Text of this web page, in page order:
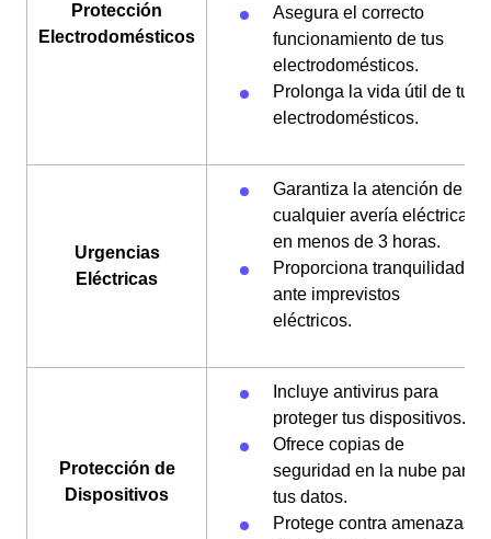
Protección
Electrodomésticos
Asegura el correcto
funcionamiento de tus
electrodomésticos.
Prolonga la vida útil de tus
electrodomésticos.
Urgencias
Eléctricas
Garantiza la atención de
cualquier avería eléctrica
en menos de 3 horas.
Proporciona tranquilidad
ante imprevistos
eléctricos.
Protección de
Dispositivos
Incluye antivirus para
proteger tus dispositivos.
Ofrece copias de
seguridad en la nube para
tus datos.
Protege contra amenazas